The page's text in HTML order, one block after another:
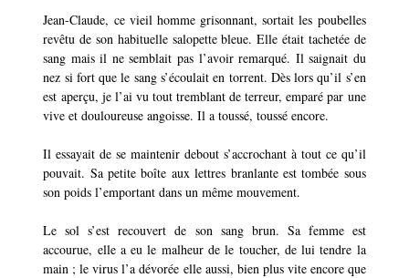
Jean-Claude, ce vieil homme grisonnant, sortait les poubelles
revêtu de son habituelle salopette bleue. Elle était tachetée de
sang mais il ne semblait pas l’avoir remarqué. Il saignait du
nez si fort que le sang s’écoulait en torrent. Dès lors qu’il s’en
est aperçu, je l’ai vu tout tremblant de terreur, emparé par une
vive et douloureuse angoisse. Il a toussé, toussé encore.
Il essayait de se maintenir debout s’accrochant à tout ce qu’il
pouvait. Sa petite boîte aux lettres branlante est tombée sous
son poids l’emportant dans un même mouvement.
Le sol s’est recouvert de son sang brun. Sa femme est
accourue, elle a eu le malheur de le toucher, de lui tendre la
main ; le virus l’a dévorée elle aussi, bien plus vite encore que